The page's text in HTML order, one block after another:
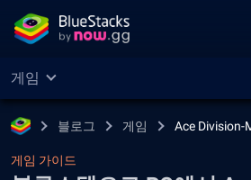
게임
블로그 게임 Ace Division-
게임 가이드